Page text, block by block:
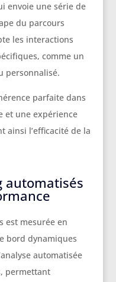
envoie une série de
du parcours
les interactions
comme un
personnalisé.
parfaite dans
et une expérience
ainsi l’efficacité de la
automatisés
est mesurée en
bord dynamiques
automatisée
permettant